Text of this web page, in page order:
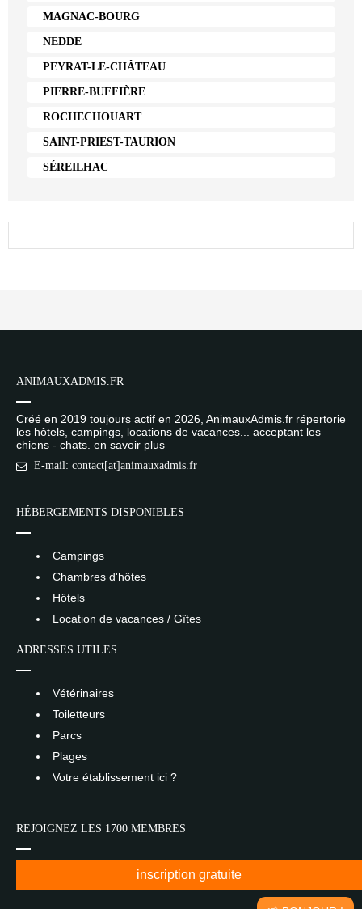
MAGNAC-BOURG
NEDDE
PEYRAT-LE-CHÂTEAU
PIERRE-BUFFIÈRE
ROCHECHOUART
SAINT-PRIEST-TAURION
SÉREILHAC
ANIMAUXADMIS.FR
Créé en 2019 toujours actif en 2026, AnimauxAdmis.fr répertorie
les hôtels, campings, locations de vacances... acceptant les
chiens - chats. en savoir plus
E-mail: contact[at]animauxadmis.fr
HÉBERGEMENTS DISPONIBLES
Campings
Chambres d'hôtes
Hôtels
Location de vacances / Gîtes
ADRESSES UTILES
Vétérinaires
Toiletteurs
Parcs
Plages
Votre établissement ici ?
REJOIGNEZ LES 1700 MEMBRES
inscription gratuite